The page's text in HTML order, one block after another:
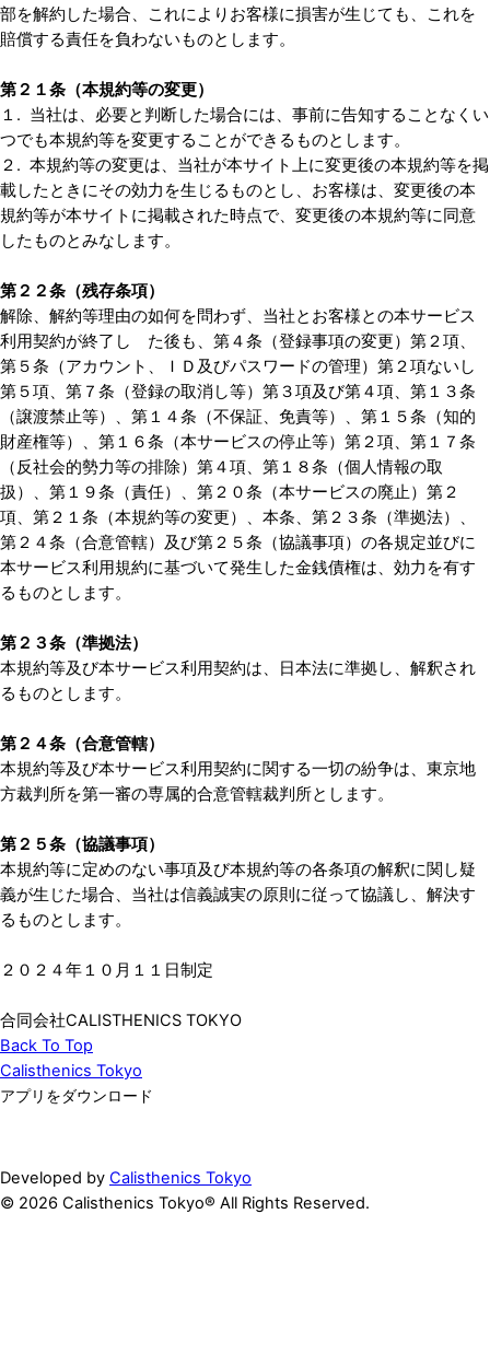
部を解約した場合、これによりお客様に損害が生じても、これを
賠償する責任を負わないものとします。
第２１条（本規約等の変更）
１. 当社は、必要と判断した場合には、事前に告知することなくい
つでも本規約等を変更することができるものとします。
２. 本規約等の変更は、当社が本サイト上に変更後の本規約等を掲
載したときにその効力を生じるものとし、お客様は、変更後の本
規約等が本サイトに掲載された時点で、変更後の本規約等に同意
したものとみなします。
第２２条（残存条項）
解除、解約等理由の如何を問わず、当社とお客様との本サービス
利用契約が終了し た後も、第４条（登録事項の変更）第２項、
第５条（アカウント、ＩＤ及びパスワードの管理）第２項ないし
第５項、第７条（登録の取消し等）第３項及び第４項、第１３条
（譲渡禁止等）、第１４条（不保証、免責等）、第１５条（知的
財産権等）、第１６条（本サービスの停止等）第２項、第１７条
（反社会的勢力等の排除）第４項、第１８条（個人情報の取
扱）、第１９条（責任）、第２０条（本サービスの廃止）第２
項、第２１条（本規約等の変更）、本条、第２３条（準拠法）、
第２４条（合意管轄）及び第２５条（協議事項）の各規定並びに
本サービス利用規約に基づいて発生した金銭債権は、効力を有す
るものとします。
第２３条（準拠法）
本規約等及び本サービス利用契約は、日本法に準拠し、解釈され
るものとします。
第２４条（合意管轄）
本規約等及び本サービス利用契約に関する一切の紛争は、東京地
方裁判所を第一審の専属的合意管轄裁判所とします。
第２５条（協議事項）
本規約等に定めのない事項及び本規約等の各条項の解釈に関し疑
義が生じた場合、当社は信義誠実の原則に従って協議し、解決す
るものとします。
２０２４年１０月１１日制定
合同会社CALISTHENICS TOKYO
Back To Top
Calisthenics Tokyo
アプリをダウンロード
Developed by Calisthenics Tokyo
© 2026 Calisthenics Tokyo® All Rights Reserved.